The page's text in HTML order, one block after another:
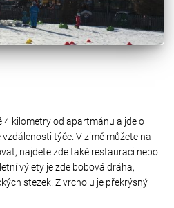
4 kilometry od apartmánu a jde o
týče. V zimě můžete na
najdete zde také restauraci nebo
výlety je zde bobová dráha,
stezek. Z vrcholu je překrýsný